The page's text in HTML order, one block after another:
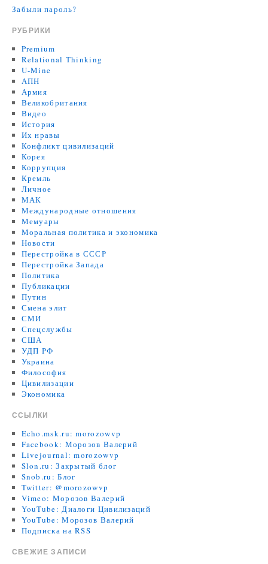
Забыли пароль?
РУБРИКИ
Premium
Relational Thinking
U-Mine
АПН
Армия
Великобритания
Видео
История
Их нравы
Конфликт цивилизаций
Корея
Коррупция
Кремль
Личное
МАК
Международные отношения
Мемуары
Моральная политика и экономика
Новости
Перестройка в СССР
Перестройка Запада
Политика
Публикации
Путин
Смена элит
СМИ
Спецслужбы
США
УДП РФ
Украина
Философия
Цивилизации
Экономика
ССЫЛКИ
Echo.msk.ru: morozowvp
Facebook: Морозов Валерий
Livejournal: morozowvp
Slon.ru: Закрытый блог
Snob.ru: Блог
Twitter: @morozowvp
Vimeo: Морозов Валерий
YouTube: Диалоги Цивилизаций
YouTube: Морозов Валерий
Подписка на RSS
СВЕЖИЕ ЗАПИСИ